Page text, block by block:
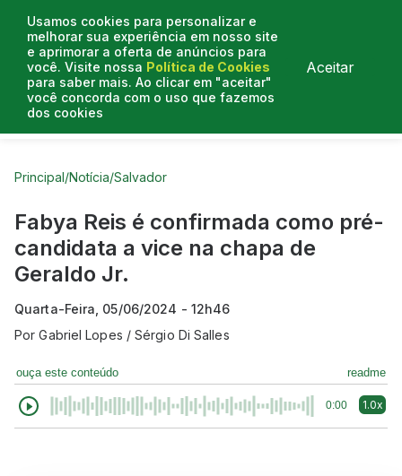
Usamos cookies para personalizar e
melhorar sua experiência em nosso site
e aprimorar a oferta de anúncios para
você. Visite nossa Política de Cookies
para saber mais. Ao clicar em "aceitar"
você concorda com o uso que fazemos
dos cookies
Aceitar
Curtas do Poder
Principal/Notícia/Salvador
Fabya Reis é confirmada como pré-
candidata a vice na chapa de
Geraldo Jr.
Quarta-Feira, 05/06/2024 - 12h46
PorGabriel Lopes / Sérgio Di Salles
ouça este conteúdo readme
0:00 1.0x